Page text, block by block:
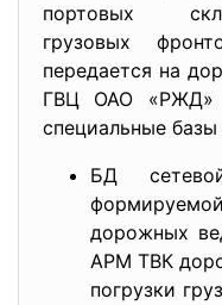
портовых
грузовых
передается на
ГВЦ ОАО «РЖД»
специальные
БД
дорожных
АРМ ТВК
погрузки